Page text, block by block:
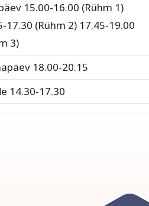
15.00-16.00 (Rühm 1)
17.30 (Rühm 2) 17.45-19.00
3)
18.00-20.15
14.30-17.30